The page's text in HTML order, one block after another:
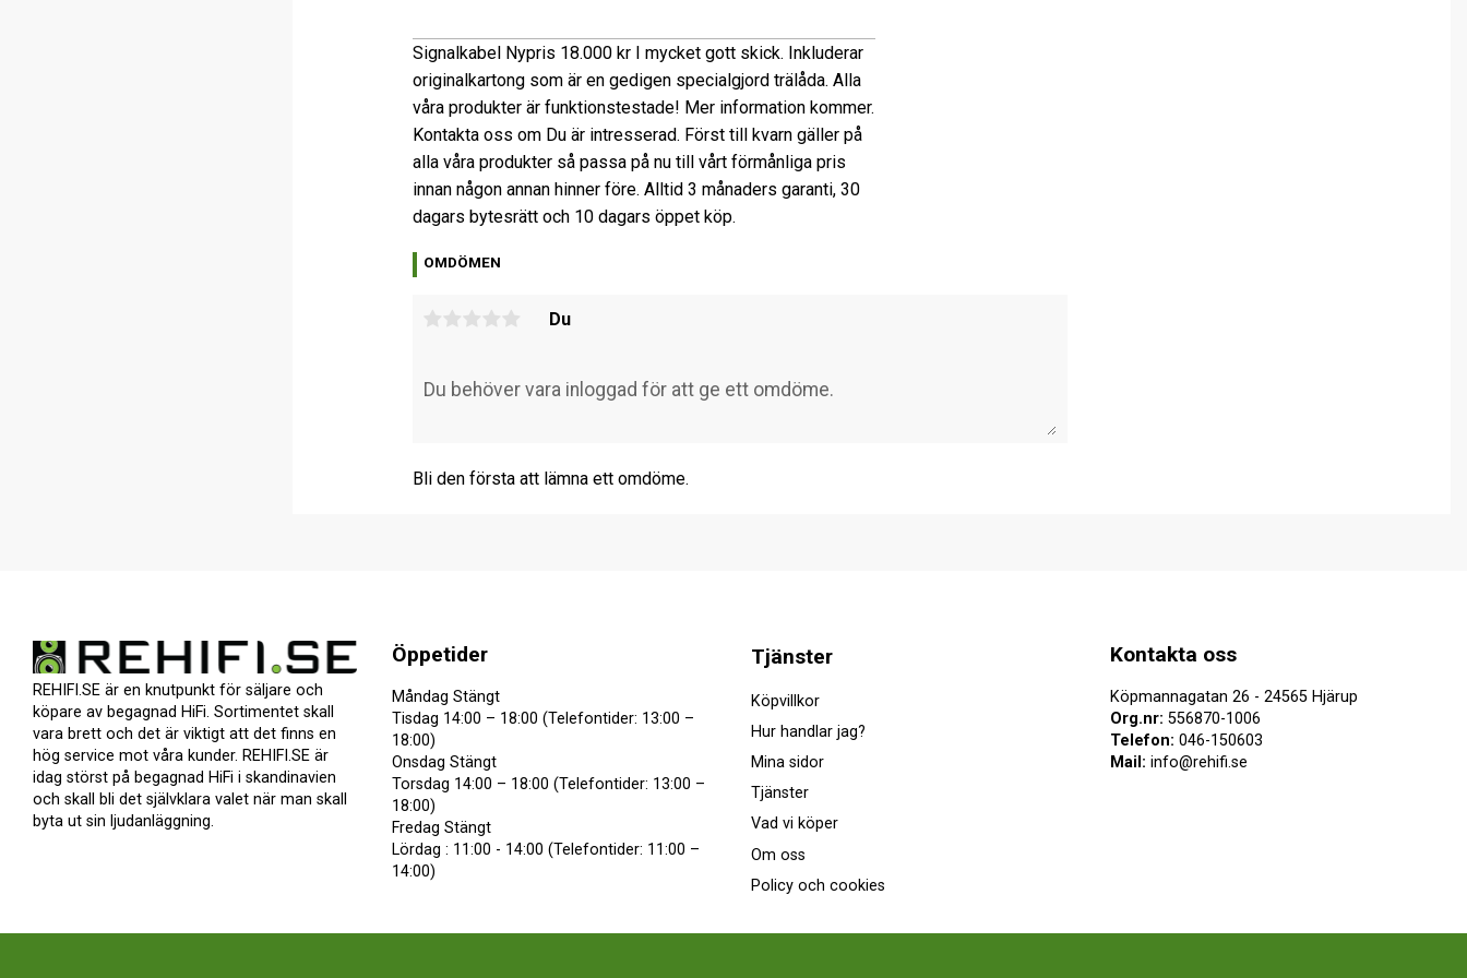
Signalkabel Nypris 18.000 kr I mycket gott skick. Inkluderar
originalkartong som är en gedigen specialgjord trälåda. Alla
våra produkter är funktionstestade! Mer information kommer.
Kontakta oss om Du är intresserad. Först till kvarn gäller på
alla våra produkter så passa på nu till vårt förmånliga pris
innan någon annan hinner före. Alltid 3 månaders garanti, 30
dagars bytesrätt och 10 dagars öppet köp.
OMDÖMEN
Du
Bli den första att lämna ett omdöme.
REHIFI.SE är en knutpunkt för säljare och
köpare av begagnad HiFi. Sortimentet skall
vara brett och det är viktigt att det finns en
hög service mot våra kunder. REHIFI.SE är
idag störst på begagnad HiFi i skandinavien
och skall bli det självklara valet när man skall
byta ut sin ljudanläggning.
Öppetider
Måndag Stängt
Tisdag 14:00 – 18:00 (Telefontider: 13:00 –
18:00)
Onsdag Stängt
Torsdag 14:00 – 18:00 (Telefontider: 13:00 –
18:00)
Fredag Stängt
Lördag : 11:00 - 14:00 (Telefontider: 11:00 –
14:00)
Kontakta oss
Köpmannagatan 26 - 24565 Hjärup
Org.nr: 556870-1006
Telefon: 046-150603
Mail: info@rehifi.se
Tjänster
Köpvillkor
Hur handlar jag?
Mina sidor
Tjänster
Vad vi köper
Om oss
Policy och cookies